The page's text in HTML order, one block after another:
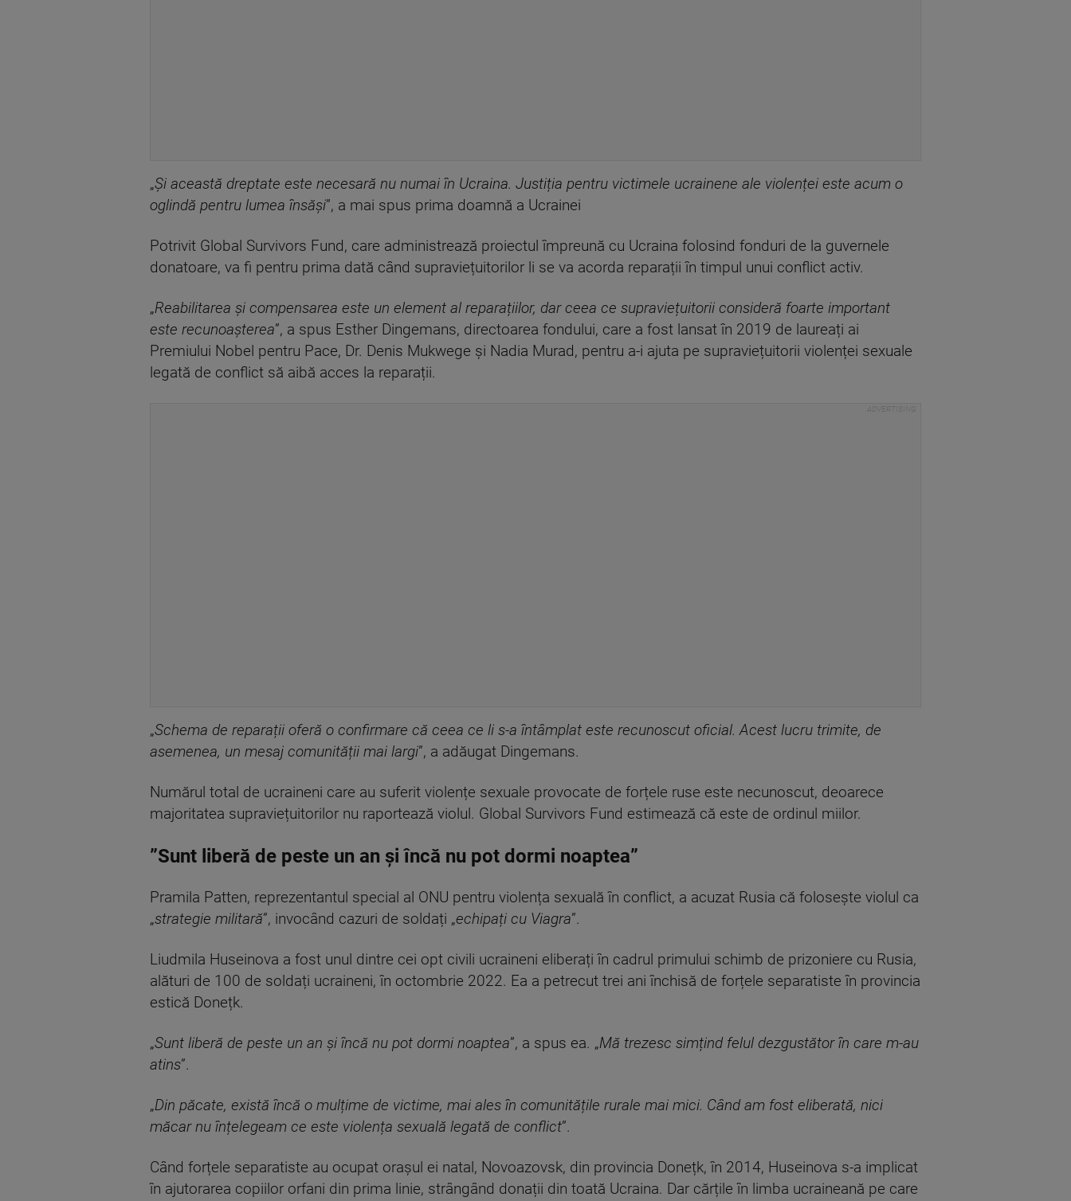
„Și această dreptate este necesară nu numai în Ucraina. Justiția pentru victimele ucrainene ale violenței este acum o
oglindă pentru lumea însăși”, a mai spus prima doamnă a Ucrainei
Potrivit Global Survivors Fund, care administrează proiectul împreună cu Ucraina folosind fonduri de la guvernele
donatoare, va fi pentru prima dată când supraviețuitorilor li se va acorda reparații în timpul unui conflict activ.
„Reabilitarea și compensarea este un element al reparațiilor, dar ceea ce supraviețuitorii consideră foarte important
este recunoașterea”, a spus Esther Dingemans, directoarea fondului, care a fost lansat în 2019 de laureați ai
Premiului Nobel pentru Pace, Dr. Denis Mukwege și Nadia Murad, pentru a-i ajuta pe supraviețuitorii violenței sexuale
legată de conflict să aibă acces la reparații.
„Schema de reparații oferă o confirmare că ceea ce li s-a întâmplat este recunoscut oficial. Acest lucru trimite, de
asemenea, un mesaj comunității mai largi”, a adăugat Dingemans.
Numărul total de ucraineni care au suferit violențe sexuale provocate de forțele ruse este necunoscut, deoarece
majoritatea supraviețuitorilor nu raportează violul. Global Survivors Fund estimează că este de ordinul miilor.
”Sunt liberă de peste un an și încă nu pot dormi noaptea”
Pramila Patten, reprezentantul special al ONU pentru violența sexuală în conflict, a acuzat Rusia că folosește violul ca
„strategie militară”, invocând cazuri de soldați „echipați cu Viagra”.
Liudmila Huseinova a fost unul dintre cei opt civili ucraineni eliberați în cadrul primului schimb de prizoniere cu Rusia,
alături de 100 de soldați ucraineni, în octombrie 2022. Ea a petrecut trei ani închisă de forțele separatiste în provincia
estică Donețk.
„Sunt liberă de peste un an și încă nu pot dormi noaptea”, a spus ea. „Mă trezesc simțind felul dezgustător în care m-au
atins”.
„Din păcate, există încă o mulțime de victime, mai ales în comunitățile rurale mai mici. Când am fost eliberată, nici
măcar nu înțelegeam ce este violența sexuală legată de conflict”.
Când forțele separatiste au ocupat orașul ei natal, Novoazovsk, din provincia Donețk, în 2014, Huseinova s-a implicat
în ajutorarea copiilor orfani din prima linie, strângând donații din toată Ucraina. Dar cărțile în limba ucraineană pe care